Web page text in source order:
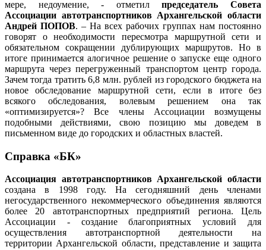
мере, недоумение, - отметилпредседатель Совета
Ассоциации автотранспортников Архангельской области
Андрей ПОПОВ. – На всех рабочих группах нам постоянно
говорят о необходимости пересмотра маршрутной сети и
обязательном сокращении дублирующих маршрутов. Но в
итоге принимается алогичное решение о запуске еще одного
маршрута через перегруженный транспортом центр города.
Зачем тогда тратить 6,8 млн. рублей из городского бюджета на
новое обследование маршрутной сети, если в итоге без
всякого обследования, волевым решением она так
«оптимизируется»? Все члены Ассоциации возмущены
подобными действиями, свою позицию мы доведем в
письменном виде до городских и областных властей.
Справка «БК»
Ассоциация автотранспортников Архангельской области
создана в 1998 году. На сегодняшний день членами
негосударственного некоммерческого объединения являются
более 20 автотранспортных предприятий региона. Цель
Ассоциации - создание благоприятных условий для
осуществления автотранспортной деятельности на
территории Архангельской области, представление и защита